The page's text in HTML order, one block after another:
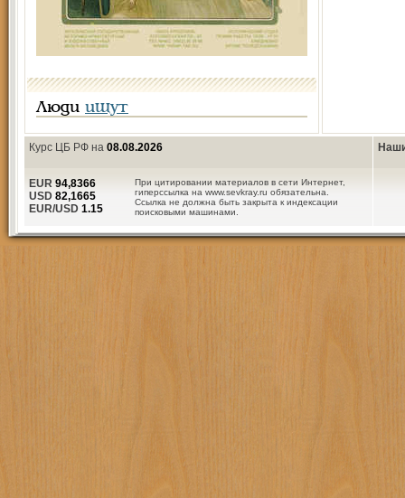
Люди ищут
Курс ЦБ РФ на 08.08.2026
При цитировании материалов в сети Интернет,
гиперссылка на www.sevkray.ru обязательна.
Ссылка не должна быть закрыта к индексации
поисковыми машинами.
EUR 94,8366
USD 82,1665
EUR/USD 1.15